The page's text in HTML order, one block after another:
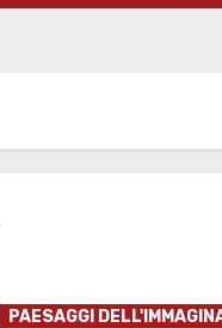
PAESAGGI